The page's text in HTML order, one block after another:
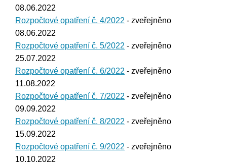
08.06.2022
Rozpočtové opatření č. 4/2022 - zveřejněno
08.06.2022
Rozpočtové opatření č. 5/2022 - zveřejněno
25.07.2022
Rozpočtové opatření č. 6/2022 - zveřejněno
11.08.2022
Rozpočtové opatření č. 7/2022 - zveřejněno
09.09.2022
Rozpočtové opatření č. 8/2022 - zveřejněno
15.09.2022
Rozpočtové opatření č. 9/2022 - zveřejněno
10.10.2022